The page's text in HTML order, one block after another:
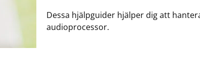
Dessa hjälpguider hjälper dig att
audioprocessor.